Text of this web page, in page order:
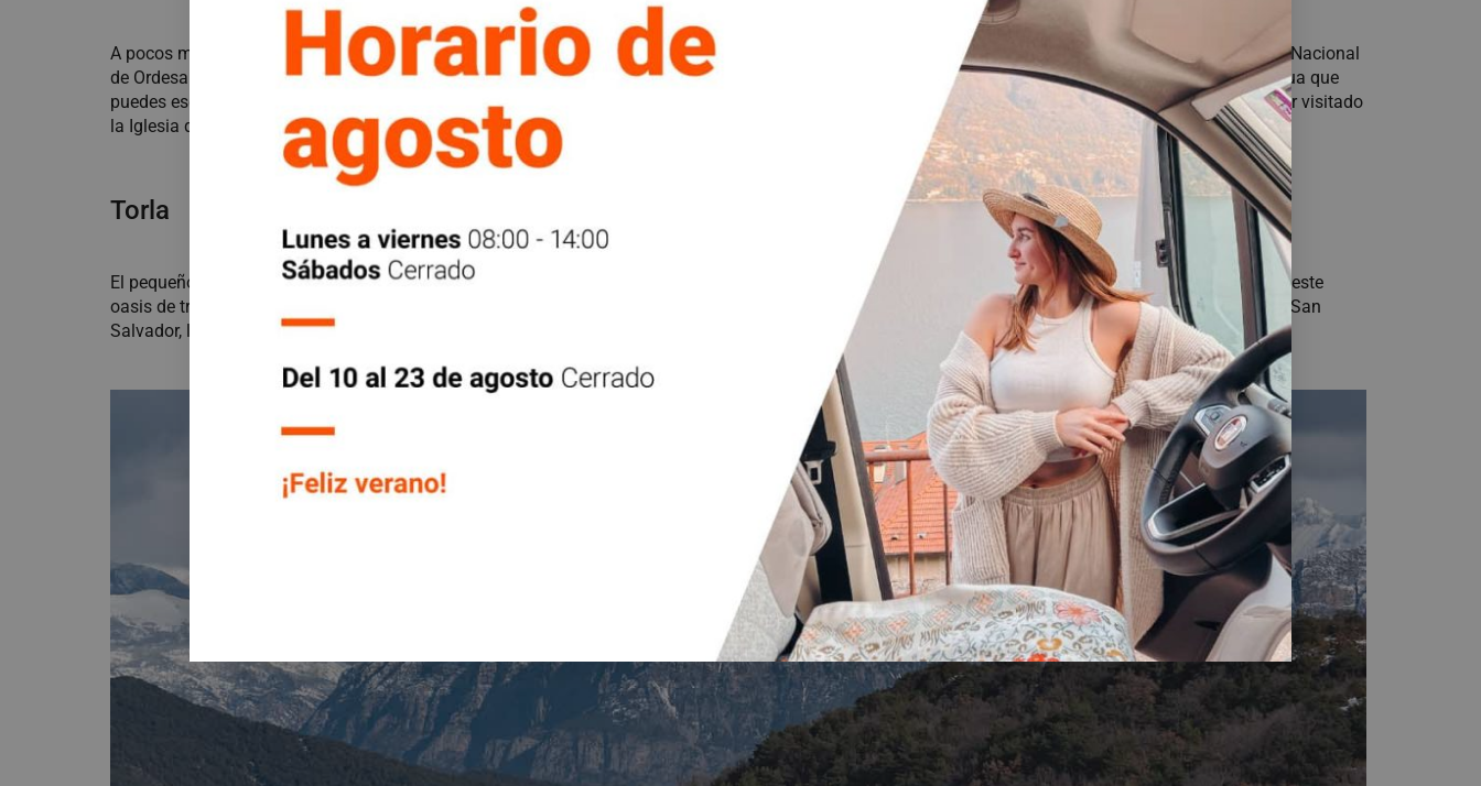
A pocos minutos de Aínsa se encuentra esta joya pirenaica. Broto es un pueblo muy pintoresco que está considerado como puerta de entrada al Parque Nacional
de Ordesa y Monte Perdido. Dividido por el río Sorrosal, este pueblo también es conocido por la impresionante Cascada de Sorrosal. Un gran salto de agua que
puedes escalar por una vía ferrata y pasar al otro lado de la cascada. Además de ofrecer una gastronomía excepcional, no te puedes ir de Broto sin haber visitado
la Iglesia de San Pedro Apóstol y la Casa del Valle.
Torla
El pequeño pueblo de Torlaes la última parada antes de adentrarnos de lleno en la naturaleza salvaje del Pirineo Aragonés. Ubicado a orillas del río Ara, este
oasis de tranquilidad nos regala calles de piedra inmersas en la arquitectura típica de los pueblos de montaña aragoneses. En él conocerás la Iglesia de San
Salvador, las ruinas de un castillo medieval, casas solariegas y su bella plaza Mayor.